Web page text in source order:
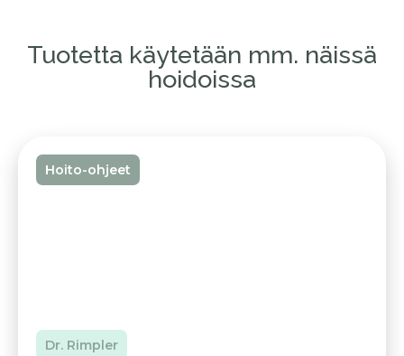
Tuotetta käytetään mm. näissä
hoidoissa
Hoito-ohjeet
Dr. Rimpler